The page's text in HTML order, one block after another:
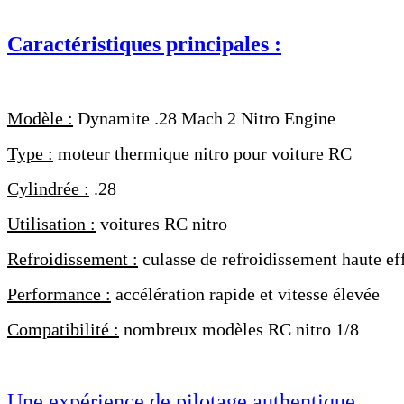
Caractéristiques principales :
Modèle : Dynamite .28 Mach 2 Nitro Engine
Type : moteur thermique nitro pour voiture RC
Cylindrée : .28
Utilisation : voitures RC nitro
Refroidissement : culasse de refroidissement haute
Performance : accélération rapide et vitesse élevée
Compatibilité : nombreux modèles RC nitro 1/8